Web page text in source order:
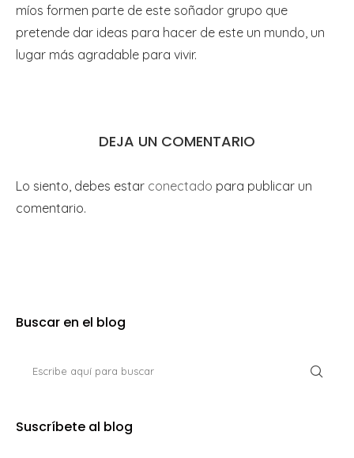
míos formen parte de este soñador grupo que
pretende dar ideas para hacer de este un mundo, un
lugar más agradable para vivir.
DEJA UN COMENTARIO
Lo siento, debes estar conectado para publicar un
comentario.
Buscar en el blog
Suscríbete al blog